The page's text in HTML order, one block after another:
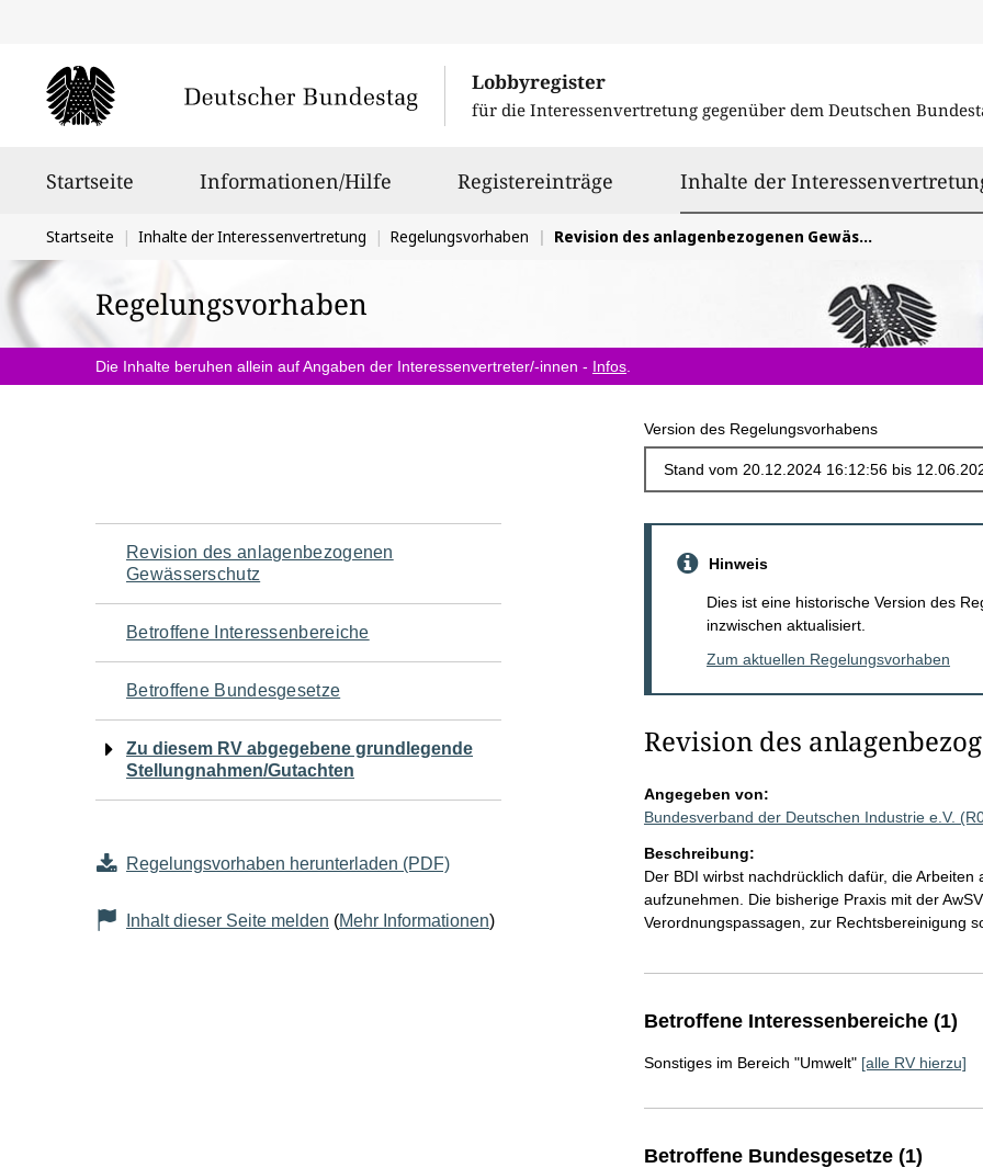
Lobbyregister
für die Interessenvertretung gegenüber dem Deutschen
Startseite Informationen/Hilfe Registereinträge Inhalte der
Sie
befinden
sich
hier:
Startseite Inhalte der Interessenvertretung Regelungsvorhaben Revision des anlagenbezogenen Gewässerschutz
Regelungsvorhaben
Die Inhalte beruhen allein auf Angaben der Interessenvertreter/-innen - Infos
Version des Regelungsvorhabens
Navigation
für
den
Seiteninhalt
Revision des anlagenbezogenen
Gewässerschutz
Betroffene Interessenbereiche
Betroffene Bundesgesetze
Zu diesem RV abgegebene grundlegende
Stellungnahmen/Gutachten
Regelungsvorhaben herunterladen (PDF)
Inhalt dieser Seite melden (Mehr Informationen)
Hinweis
Dies ist eine historische Version des
inzwischen aktualisiert.
Zum aktuellen Regelungsvorhaben
Revision des
Angegeben von:
Bundesverband der Deutschen Industrie e.V.
Beschreibung:
Der BDI wirbst nachdrücklich dafür, die
aufzunehmen. Die bisherige Praxis mit der
Verordnungspassagen, zur Rechtsbereinigung
Betroffene Interessenbereiche (1)
Sonstiges im Bereich "Umwelt" [alle RV hierzu]
Betroffene Bundesgesetze (1)